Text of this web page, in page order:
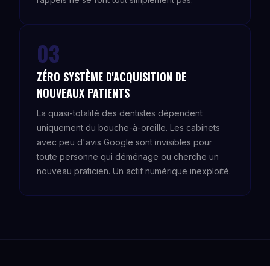
03
ZÉRO SYSTÈME D'ACQUISITION DE
NOUVEAUX PATIENTS
La quasi-totalité des dentistes dépendent
uniquement du bouche-à-oreille. Les cabinets
avec peu d'avis Google sont invisibles pour
toute personne qui déménage ou cherche un
nouveau praticien. Un actif numérique inexploité.